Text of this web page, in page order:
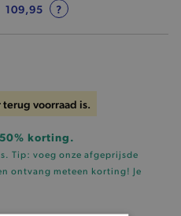
109,95 ?
voorraad is.
korting.
Tip: voeg onze afgeprijsde
ontvang meteen korting! Je